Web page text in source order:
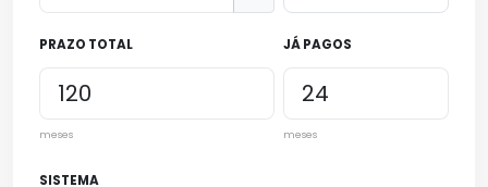
PRAZO TOTAL
meses
JÁ PAGOS
meses
SISTEMA